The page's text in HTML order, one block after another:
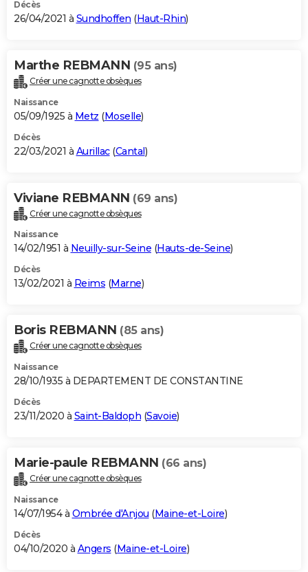
Décès
26/04/2021 à Sundhoffen (Haut-Rhin)
Marthe REBMANN (95 ans)
Créer une cagnotte obsèques
Naissance
05/09/1925 à Metz (Moselle)
Décès
22/03/2021 à Aurillac(Cantal)
Viviane REBMANN (69 ans)
Créer une cagnotte obsèques
Naissance
14/02/1951 à Neuilly-sur-Seine (Hauts-de-Seine)
Décès
13/02/2021 à Reims (Marne)
Boris REBMANN (85 ans)
Créer une cagnotte obsèques
Naissance
28/10/1935 à DEPARTEMENT DE CONSTANTINE
Décès
23/11/2020 à Saint-Baldoph (Savoie)
Marie-paule REBMANN (66 ans)
Créer une cagnotte obsèques
Naissance
14/07/1954 à Ombrée d'Anjou (Maine-et-Loire)
Décès
04/10/2020 à Angers (Maine-et-Loire)